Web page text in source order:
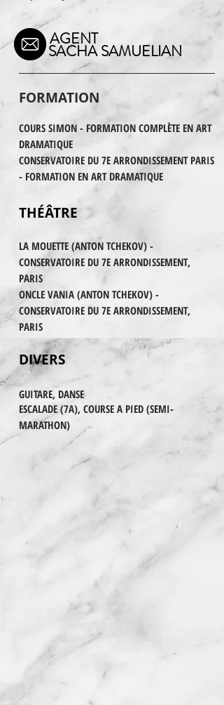
AGENT
SACHA SAMUELIAN
FORMATION
COURS SIMON - FORMATION COMPLÈTE EN ART
DRAMATIQUE
CONSERVATOIRE DU 7E ARRONDISSEMENT PARIS
- FORMATION EN ART DRAMATIQUE
THÉÂTRE
LA MOUETTE (ANTON TCHEKOV) -
CONSERVATOIRE DU 7E ARRONDISSEMENT,
PARIS
ONCLE VANIA (ANTON TCHEKOV) -
CONSERVATOIRE DU 7E ARRONDISSEMENT,
PARIS
DIVERS
GUITARE, DANSE
ESCALADE (7A), COURSE A PIED (SEMI-
MARATHON)